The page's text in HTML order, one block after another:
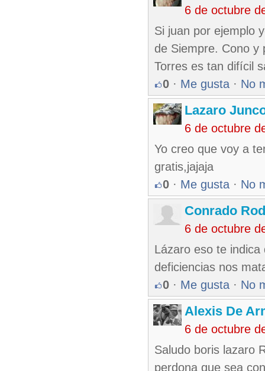
6 de octubre
Si juan por ejemplo
de Siempre. Cono y
Torres es tan difícil
0 · Me gusta · No
Lazaro
6 de octubre
Yo creo que voy a
gratis,jajaja
0 · Me gusta · No
Conrado
6 de octubre
Lázaro eso te
deficiencias nos
0 · Me gusta · No
Alexis De
6 de octubre
Saludo boris lazaro
perdona que sea